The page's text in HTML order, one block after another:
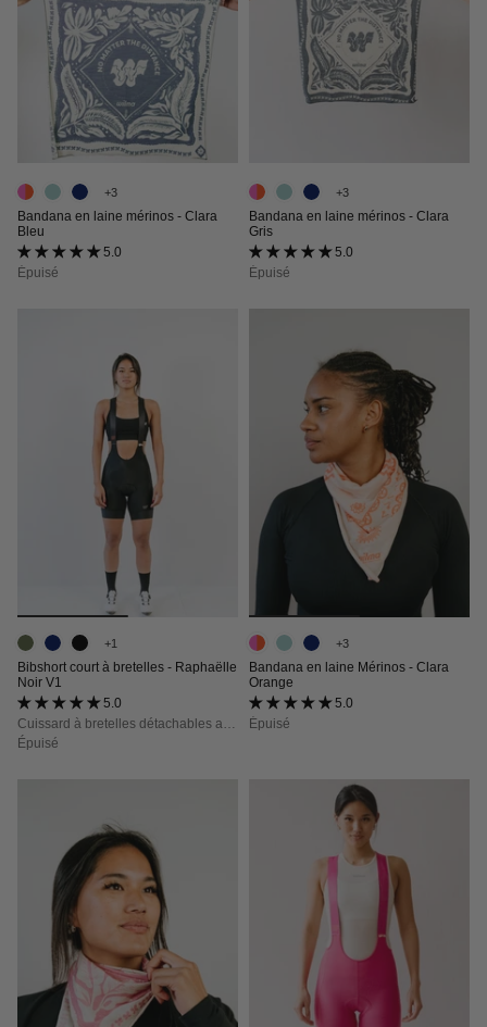
+3
Bandana en laine mérinos - Clara
Bleu
5.0 (16 avis)
Épuisé
+3
Bandana en laine mérinos - Clara
Gris
5.0 (1 avis)
Épuisé
+1
Bibshort court à bretelles - Raphaëlle
Noir V1
5.0 (53 avis)
Épuisé
+3
Bandana en laine Mérinos - Clara
Orange
5.0 (16 avis)
Épuisé